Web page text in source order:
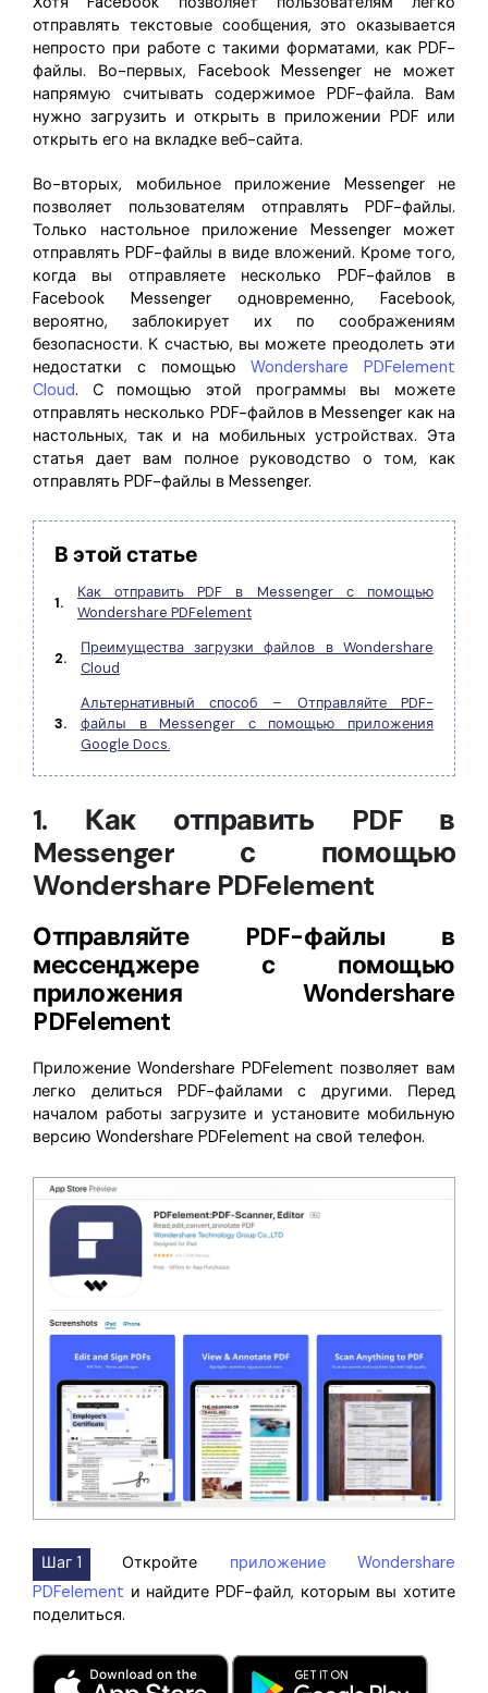
Новый PDFelement 12умнее, быстрее,
проще
От AI-функций до пакетных инструментов: новый
PDFelement делает работу с PDF еще удобнее.
Скачать бесплатно
Скрыть фрагменты PDF Новый
PDF OCR
Извлечение данных из PDF
Защита PDF паролем
Поделиться PDF
Комплексные решения
Преподавание
IT-служба
Юриспруденция
Здравоохранение
Финансы
Правительство
Все Функции PDF
Канал на YouTube
Сообщество ВКонтакте
Канал Яндекс Дзен
отправлять текстовые сообщения, это оказывается
непросто при работе с такими форматами, как PDF-
файлы. Во-первых, Facebook Messenger не может
напрямую считывать содержимое PDF-файла. Вам
нужно загрузить и открыть в приложении PDF или
открыть его на вкладке веб-сайта.
Во-вторых, мобильное приложение Messenger не
позволяет пользователям отправлять PDF-файлы.
Только настольное приложение Messenger может
отправлять PDF-файлы в виде вложений. Кроме того,
когда вы отправляете несколько PDF-файлов в
Facebook Messenger одновременно, Facebook,
вероятно, заблокирует их по соображениям
безопасности. К счастью, вы можете преодолеть эти
недостатки с помощьюWondershare PDFelement
Cloud. С помощью этой программы вы можете
отправлять несколько PDF-файлов в Messenger как на
настольных, так и на мобильных устройствах. Эта
статья дает вам полное руководство о том, как
отправлять PDF-файлы в Messenger.
В этой статье
1.
Как отправить PDF в Messenger с помощью
Wondershare PDFelement
2.
Преимущества загрузки файлов в Wondershare
Cloud
3.
Альтернативный способ – Отправляйте PDF-
файлы в Messenger с помощью приложения
Google Docs.
1. Как отправить PDF в
Messenger с помощью
Wondershare PDFelement
Отправляйте PDF-файлы в
мессенджере с помощью
приложения Wondershare
PDFelement
Приложение Wondershare PDFelement позволяет вам
легко делиться PDF-файлами с другими. Перед
началом работы загрузите и установите мобильную
версию Wondershare PDFelement на свой телефон.
Шаг 1 Откройте приложение Wondershare
PDFelement и найдите PDF-файл, которым вы хотите
поделиться.